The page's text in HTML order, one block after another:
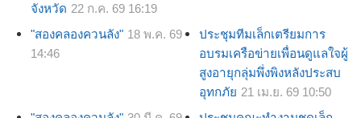
จังหวัด 22 ก.ค. 69 16:19
"สองคลองควนลัง" 18 พ.ค. 69
14:46
ประชุมทีมเล็กเตรียมการ
อบรมเครือข่ายเพื่อนดูแลใจผู้
สูงอายุกลุ่มพึ่งพิงหลังประสบ
อุทกภัย 21 เม.ย. 69 10:50